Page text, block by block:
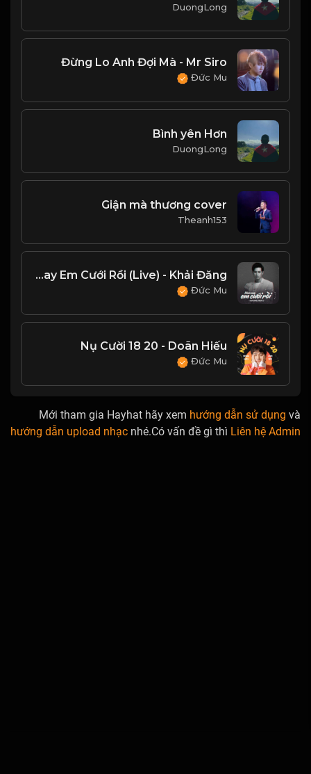
DuongLong
Đừng Lo Anh Đợi Mà - Mr Siro
Đức Mu
Bình yên Hơn
DuongLong
Giận mà thương cover
Theanh153
Hôm Nay Em Cưới Rồi (Live) - Khải Đăng
Đức Mu
Nụ Cười 18 20 - Doãn Hiếu
Đức Mu
Mới tham gia Hayhat hãy xem hướng dẫn sử dụng và
hướng dẫn upload nhạc nhé.Có vấn đề gì thì Liên hệ Admin